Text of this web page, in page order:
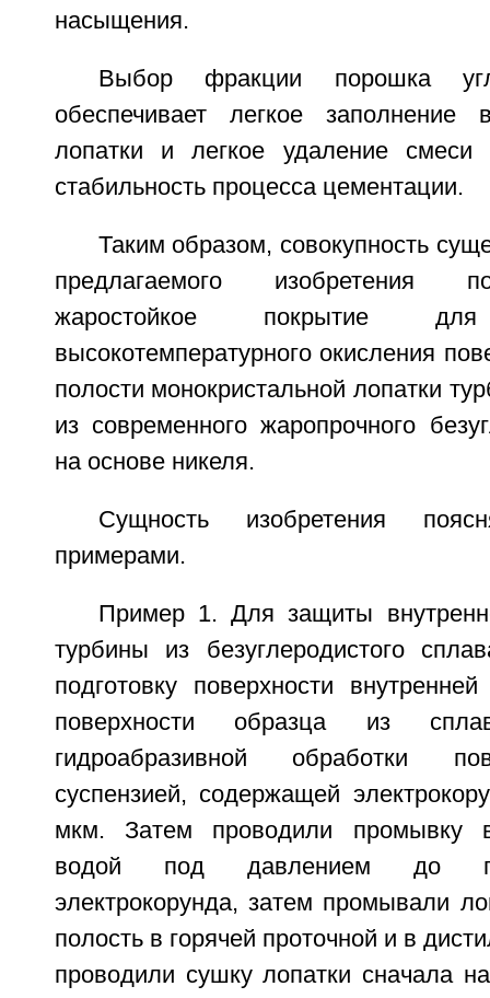
насыщения.
Выбор фракции порошка
обеспечивает легкое заполнение
лопатки и легкое удаление
стабильность процесса цементации.
Таким образом, совокупность
предлагаемого изобретения
жаростойкое покрытие
высокотемпературного окисления
полости монокристальной лопатки
из современного жаропрочного
на основе никеля.
Сущность изобретения
примерами.
Пример 1. Для защиты
турбины из безуглеродистого
подготовку поверхности
поверхности образца из
гидроабразивной обработки
суспензией, содержащей
мкм. Затем проводили промывку
водой под давлением до
электрокорунда, затем промывали
полость в горячей проточной и в
проводили сушку лопатки сначала